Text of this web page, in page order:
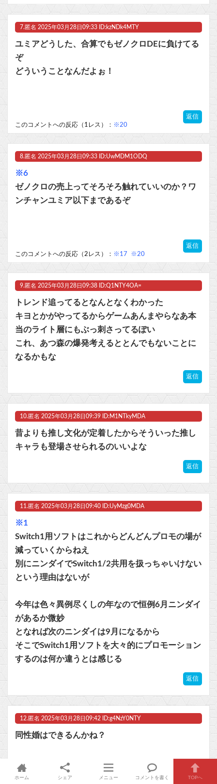
7. 匿名 2025年03月28日09:33 ID:kzNDk4MTY
ユミアどうした、合算でもゼノクロDEに負けてる
ぞ
どういうことなんだよぉ！
返信
このコメントへの反応（1レス）： ※20
8. 匿名 2025年03月28日09:33 ID:UwMDM1ODQ
※6
ゼノクロの売上ってそろそろ触れていいのか？ワ
ンチャンユミア以下まであるぞ
返信
このコメントへの反応（2レス）： ※17 ※20
9. 匿名 2025年03月28日09:38 ID:Q1NTY4OA=
トレンド追ってるとなんとなくわかった
キヨとかがやってるからゲームあんまやらなあ本
当のライト層にもぶっ刺さってるぽい
これ、あつ森の爆発考えるととんでもないことに
なるかもな
返信
10. 匿名 2025年03月28日09:39 ID:M1NTkyMDA
昔よりも推し文化が定着したからそういった推し
キャラも登場させられるのいいよな
返信
11. 匿名 2025年03月28日09:40 ID:UyMzg0MDA
※1
Switch1用ソフトはこれからどんどんプロモの場が
減っていくからねえ
別にニンダイでSwitch1/2共用を扱っちゃいけない
という理由はないが
今年は色々異例尽くしの年なので恒例6月ニンダイ
があるか微妙
となれば次のニンダイは9月になるから
そこでSwitch1用ソフトを大々的にプロモーション
するのは何か違うとは感じる
返信
12. 匿名 2025年03月28日09:42 ID:g4NzY0NTY
同性婚はできるんかね？
返信
ホーム シェア メニュー コメントを書く TOPへ